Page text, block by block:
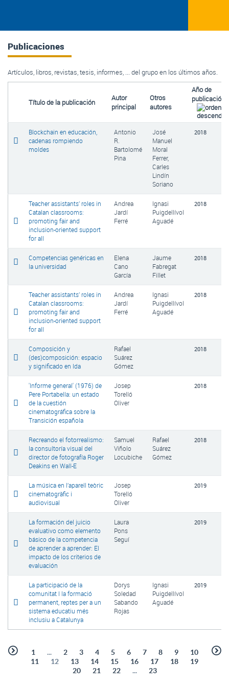
Publicaciones
Artículos, libros, revistas, tesis, informes, ... del grupo en los últimos años.
Título de la publicación
Autor
principal
Otros
autores
Año de
publicación
Blockchain en educación,
cadenas rompiendo
moldes
Antonio
R.
Bartolomé
Pina
José
Manuel
Moral
Ferrer,
Carles
Lindín
Soriano
2018
Teacher assistants’ roles in
Catalan classrooms:
promoting fair and
inclusion-oriented support
for all
Andrea
Jardí
Ferré
Ignasi
Puigdellívol
Aguadé
2018
Competencias genéricas en
la universidad
Elena
Cano
García
Jaume
Fabregat
Fillet
2018
Teacher assistants’ roles in
Catalan classrooms:
promoting fair and
inclusion-oriented support
for all
Andrea
Jardí
Ferré
Ignasi
Puigdellívol
Aguadé
2018
Composición y
(des)composición: espacio
y significado en Ida
Rafael
Suárez
Gómez
2018
'Informe general' (1976) de
Pere Portabella: un estado
de la cuestión
cinematográfica sobre la
Transición española
Josep
Torelló
Oliver
2018
Recreando el fotorrealismo:
la consultoría visual del
director de fotografía Roger
Deakins en Wall-E
Samuel
Viñolo
Locubiche
Rafael
Suárez
Gómez
2018
La música en l’aparell teòric
cinematogràfic i
audiovisual
Josep
Torelló
Oliver
2019
La formación del juicio
evaluativo como elemento
básico de la competencia
de aprender a aprender: El
impacto de los criterios de
evaluación
Laura
Pons
Seguí
2019
La participació de la
comunitat I la formació
permanent, reptes per a un
sistema educatiu més
inclusiu a Catalunya
Dorys
Soledad
Sabando
Rojas
Ignasi
Puigdellívol
Aguadé
2019
1 ... 2 3 4 5 6 7 8 9
10
11
12 13 14 15 16 17 18
19
20
21 22 ... 23